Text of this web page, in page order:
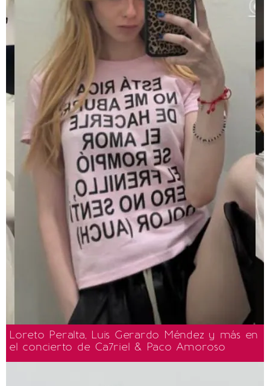
Loreto Peralta, Luis Gerardo Méndez y más en
el concierto de Ca7riel & Paco Amoroso